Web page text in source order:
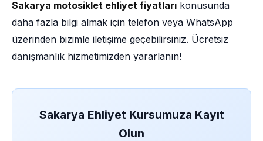
Sakarya motosiklet ehliyet fiyatları konusunda
daha fazla bilgi almak için telefon veya WhatsApp
üzerinden bizimle iletişime geçebilirsiniz. Ücretsiz
danışmanlık hizmetimizden yararlanın!
Sakarya Ehliyet Kursumuza Kayıt
Olun